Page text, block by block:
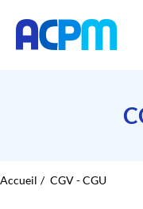
Accueil CGV - CGU